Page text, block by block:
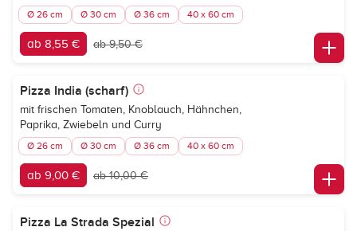
Ø 26 cm Ø 30 cm Ø 36 cm 40 x 60 cm
ab 8,55 € ab 9,50 €
Pizza India (scharf)
mit frischen Tomaten, Knoblauch, Hähnchen,
Paprika, Zwiebeln und Curry
Ø 26 cm Ø 30 cm Ø 36 cm 40 x 60 cm
ab 9,00 € ab 10,00 €
Pizza La Strada Spezial